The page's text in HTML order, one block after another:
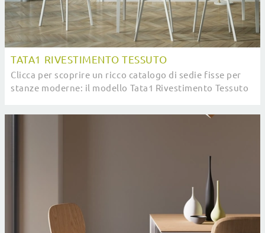
TATA1 RIVESTIMENTO TESSUTO
Clicca per scoprire un ricco catalogo di sedie fisse per
stanze moderne: il modello Tata1 Rivestimento Tessuto